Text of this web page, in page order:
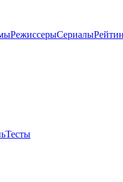
РежиссерыСериалы
Тесты